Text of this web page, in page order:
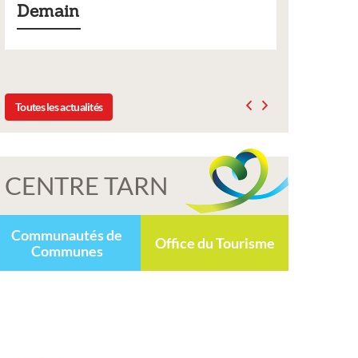
Toutes les actualités
CENTRE TARN
Communautés de
Communes
Office du Tourisme